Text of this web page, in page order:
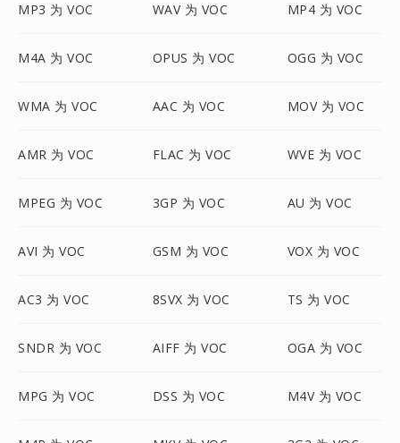
MP3 为 VOC WAV 为 VOC MP4 为 VOC
M4A 为 VOC OPUS 为 VOC OGG 为 VOC
WMA 为 VOC AAC 为 VOC MOV 为 VOC
AMR 为 VOC FLAC 为 VOC WVE 为 VOC
MPEG 为 VOC 3GP 为 VOC AU 为 VOC
AVI 为 VOC GSM 为 VOC VOX 为 VOC
AC3 为 VOC 8SVX 为 VOC TS 为 VOC
SNDR 为 VOC AIFF 为 VOC OGA 为 VOC
MPG 为 VOC DSS 为 VOC M4V 为 VOC